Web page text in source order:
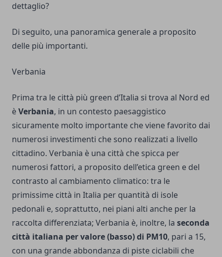
dettaglio?
Di seguito, una panoramica generale a proposito
delle più importanti.
Verbania
Prima tra le città più green d’Italia si trova al Nord ed
èVerbania, in un contesto paesaggistico
sicuramente molto importante che viene favorito dai
numerosi investimenti che sono realizzati a livello
cittadino. Verbania è una città che spicca per
numerosi fattori, a proposito dell’etica green e del
contrasto al cambiamento climatico: tra le
primissime città in Italia per quantità di isole
pedonali e, soprattutto, nei piani alti anche per la
raccolta differenziata; Verbania è, inoltre, la seconda
città italiana per valore (basso) di PM10, pari a 15,
con una grande abbondanza di piste ciclabili che